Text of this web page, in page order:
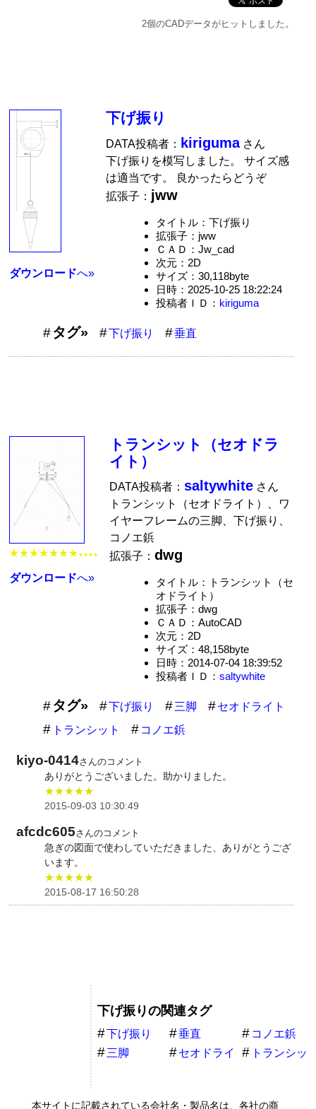
2個のCADデータがヒットしました。
ダウンロードへ»
下げ振り
DATA投稿者： kirigumaさん
下げ振りを模写しました。 サイズ感
は適当です。 良かったらどうぞ
拡張子： jww
タイトル：下げ振り
拡張子：jww
ＣＡＤ：Jw_cad
次元：2D
サイズ：30,118byte
日時：2025-10-25 18:22:24
投稿者ＩＤ： kiriguma
タグ» 下げ振り 垂直
★★★★★★★ ★★★★
ダウンロードへ»
トランシット（セオドラ
イト）
DATA投稿者：saltywhite さん
トランシット（セオドライト）、ワ
イヤーフレームの三脚、下げ振り、
コノエ鋲
拡張子：dwg
タイトル：トランシット（セ
オドライト）
拡張子：dwg
ＣＡＤ：AutoCAD
次元：2D
サイズ：48,158byte
日時：2014-07-04 18:39:52
投稿者ＩＤ： saltywhite
タグ» 下げ振り 三脚
セオドライト
トランシット
コノエ鋲
kiyo-0414さんのコメント
ありがとうございました。助かりました。
★★★★★
2015-09-03 10:30:49
afcdc605さんのコメント
急ぎの図面で使わしていただきました、ありがとうござ
います。
★★★★★
2015-08-17 16:50:28
下げ振りの関連タグ
下げ振り 垂直
コノエ鋲
三脚
セオドライ
トランシッ
本サイトに記載されている会社名・製品名は、各社の商